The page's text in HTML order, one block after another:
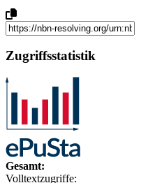
Zugriffsstatistik
Gesamt:
Volltextzugriffe: